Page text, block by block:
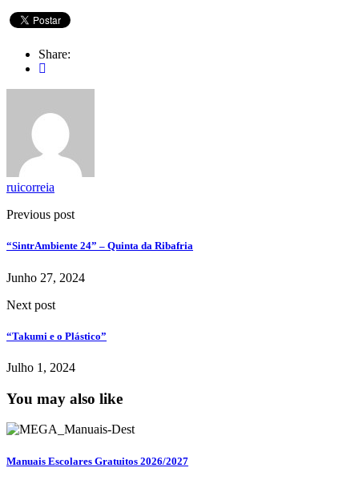
Share:
ruicorreia
Previous post
“SintrAmbiente 24” – Quinta da Ribafria
Junho 27, 2024
Next post
“Takumi e o Plástico”
Julho 1, 2024
You may also like
Manuais Escolares Gratuitos 2026/2027